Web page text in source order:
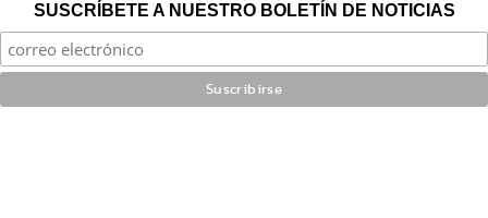
SUSCRÍBETE A NUESTRO BOLETÍN DE NOTICIAS